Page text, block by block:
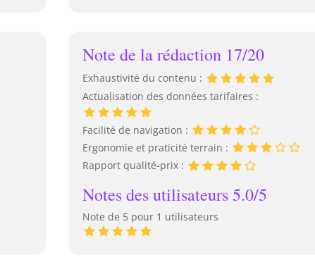
Note de la rédaction 17/20
Exhaustivité du contenu :
Actualisation des données tarifaires :
Facilité de navigation :
Ergonomie et praticité terrain :
Rapport qualité-prix :
Notes des utilisateurs 5.0/5
Note de 5 pour 1 utilisateurs